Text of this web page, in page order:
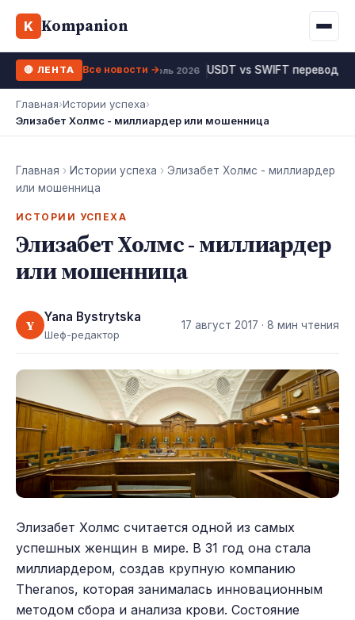
K Kompanion
Калькулятор МФО
Все 10 МФО →
Жизни
WhiteBIT
Kuna
Bybit
OKX
Все 10 бирж →
Ипотека
Депозит
Рефинансирование
ФОП налоги
🔴 ЛЕНТА 19 июль 2026 USDT vs SWIFT перевод
Все новости →
Главная›Истории успеха›
Элизабет Холмс - миллиардер или мошенница
Главная › Истории успеха › Элизабет Холмс - миллиардер
или мошенница
ИСТОРИИ УСПЕХА
Элизабет Холмс - миллиардер
или мошенница
Y Yana Bystrytska
Шеф-редактор
17 август 2017 · 8 мин чтения
Элизабет Холмс считается одной из самых
успешных женщин в мире. В 31 год она стала
миллиардером, создав крупную компанию
Theranos, которая занималась инновационным
методом сбора и анализа крови. Состояние